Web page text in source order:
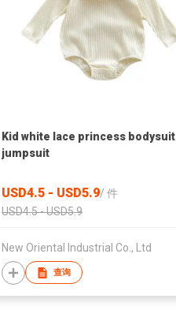
Kid white lace princess bodysuit
jumpsuit
USD4.5 - USD5.9/ 件
USD4.5 - USD5.9
New Oriental Industrial Co., Ltd
查询